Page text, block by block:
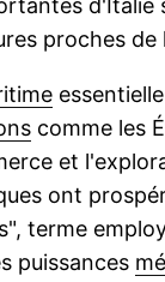
proches
comme les
et
ont
terme
puissances